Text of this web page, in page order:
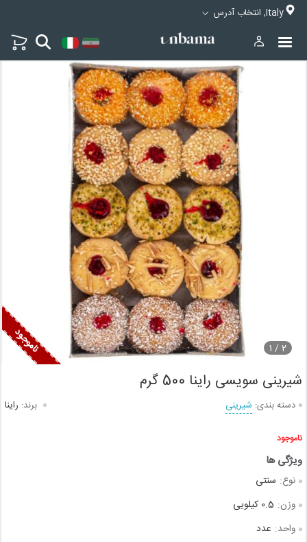
Italy, انتخاب آدرس
2 /
1
شیرینی سویسی راینا 500 گرم
دسته بندی: شیرینی برند: راینا
ناموجود
نوع: سنتی
وزن: 0.5 کیلویی
واحد: عدد